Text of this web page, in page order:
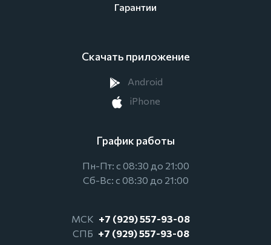
Гарантии
Скачать приложение
Android
iPhone
График работы
Пн-Пт: с 08:30 до 21:00
Сб-Вс: с 08:30 до 21:00
МСК +7 (929) 557-93-08
СПБ +7 (929) 557-93-08